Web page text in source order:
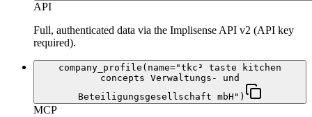
API
Full, authenticated data via the Implisense API v2 (API key
required).
company_profile(name="tkc³ taste kitchen
concepts Verwaltungs- und
Beteiligungsgesellschaft mbH")
MCP